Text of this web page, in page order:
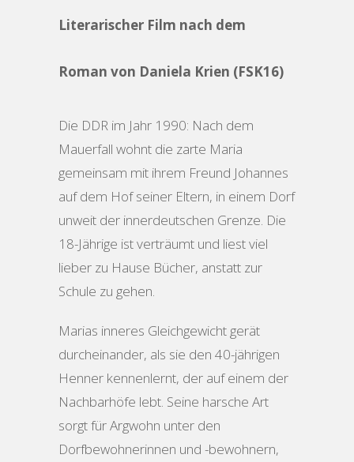
Literarischer Film nach dem
Roman von Daniela Krien (FSK16)
Die DDR im Jahr 1990: Nach dem
Mauerfall wohnt die zarte Maria
gemeinsam mit ihrem Freund Johannes
auf dem Hof seiner Eltern, in einem Dorf
unweit der innerdeutschen Grenze. Die
18-Jährige ist verträumt und liest viel
lieber zu Hause Bücher, anstatt zur
Schule zu gehen.
Marias inneres Gleichgewicht gerät
durcheinander, als sie den 40-jährigen
Henner kennenlernt, der auf einem der
Nachbarhöfe lebt. Seine harsche Art
sorgt für Argwohn unter den
Dorfbewohnerinnen und -bewohnern,